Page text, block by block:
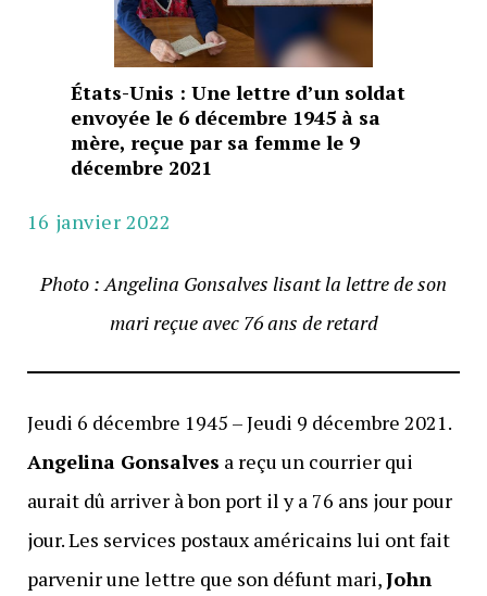
États-Unis : Une lettre d’un soldat
envoyée le 6 décembre 1945 à sa
mère, reçue par sa femme le 9
décembre 2021
16 janvier 2022
Photo : Angelina Gonsalves lisant la lettre de son
mari reçue avec 76 ans de retard
Jeudi 6 décembre 1945 – Jeudi 9 décembre 2021.
Angelina Gonsalves a reçu un courrier qui
aurait dû arriver à bon port il y a 76 ans jour pour
jour. Les services postaux américains lui ont fait
parvenir une lettre que son défunt mari,John